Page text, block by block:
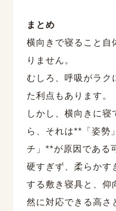
まとめ
横向きで寝ること自
りません。
むしろ、呼吸がラク
た利点もあります。
しかし、横向きに寝
ら、それは**「姿勢
チ」**が原因である
硬すぎず、柔らかす
する敷き寝具と、仰
然に対応できる高さ